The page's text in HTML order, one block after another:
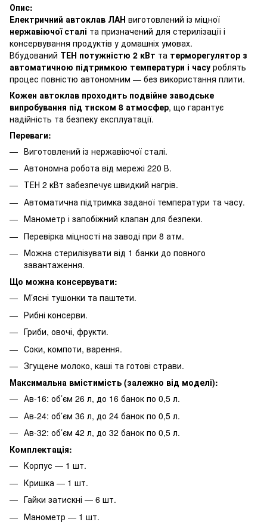
Опис:
Електричний автоклав ЛАН виготовлений із міцної
нержавіючої сталі та призначений для стерилізації і
консервування продуктів у домашніх умовах.
Вбудований ТЕН потужністю 2 кВт та терморегулятор з
автоматичною підтримкою температури і часу роблять
процес повністю автономним — без використання плити.
Кожен автоклав проходить подвійне заводське
випробування під тиском 8 атмосфер, що гарантує
надійність та безпеку експлуатації.
Переваги:
Виготовлений із нержавіючої сталі.
Автономна робота від мережі 220 В.
ТЕН 2 кВт забезпечує швидкий нагрів.
Автоматична підтримка заданої температури та часу.
Манометр і запобіжний клапан для безпеки.
Перевірка міцності на заводі при 8 атм.
Можна стерилізувати від 1 банки до повного
завантаження.
Що можна консервувати:
М’ясні тушонки та паштети.
Рибні консерви.
Гриби, овочі, фрукти.
Соки, компоти, варення.
Згущене молоко, каші та готові страви.
Максимальна вмістимість (залежно від моделі):
Ав-16: об’єм 26 л, до 16 банок по 0,5 л.
Ав-24: об’єм 36 л, до 24 банок по 0,5 л.
Ав-32: об’єм 42 л, до 32 банок по 0,5 л.
Комплектація:
Корпус — 1 шт.
Кришка — 1 шт.
Гайки затискні — 6 шт.
Манометр — 1 шт.